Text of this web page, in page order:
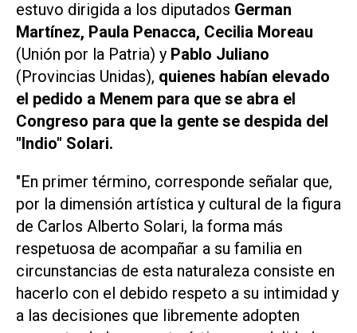
estuvo dirigida a los diputados German
Martínez, Paula Penacca, Cecilia Moreau
(Unión por la Patria) y Pablo Juliano
(Provincias Unidas), quienes habían elevado
el pedido a Menem para que se abra el
Congreso para que la gente se despida del
"Indio" Solari.
"En primer término, corresponde señalar que,
por la dimensión artística y cultural de la figura
de Carlos Alberto Solari, la forma más
respetuosa de acompañar a su familia en
circunstancias de esta naturaleza consiste en
hacerlo con el debido respeto a su intimidad y
a las decisiones que libremente adopten